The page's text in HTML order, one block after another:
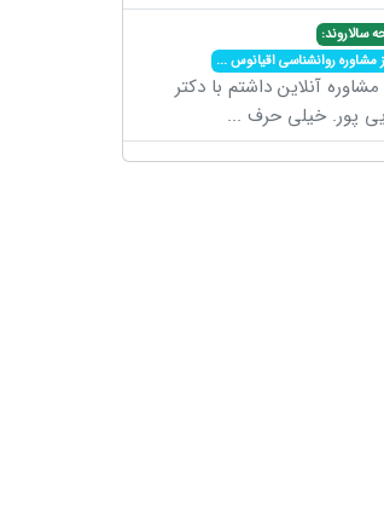
سالاروند:
مشاوره روانشناسی اقیانوس...
آنلاین داشتم با دکتر
پور. خیلی حرف ...